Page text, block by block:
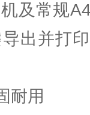
及常规
出并打
用